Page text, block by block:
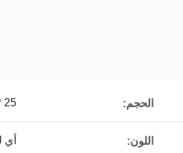
الحجم: 25 * 10 مم
اللون: أي